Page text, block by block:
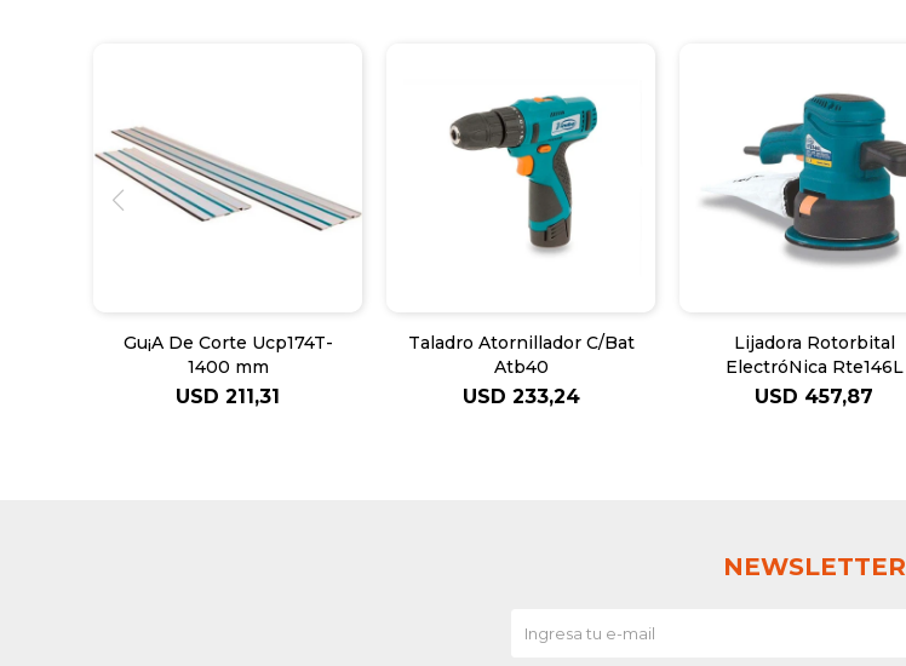
Gu¡A De Corte Ucp174T-
1400 mm
USD 211,31
Taladro Atornillador C/Bat
Atb40
USD 233,24
Lijadora Rotorbital
ElectróNica Rte146L
USD 457,87
NEWSLETTER